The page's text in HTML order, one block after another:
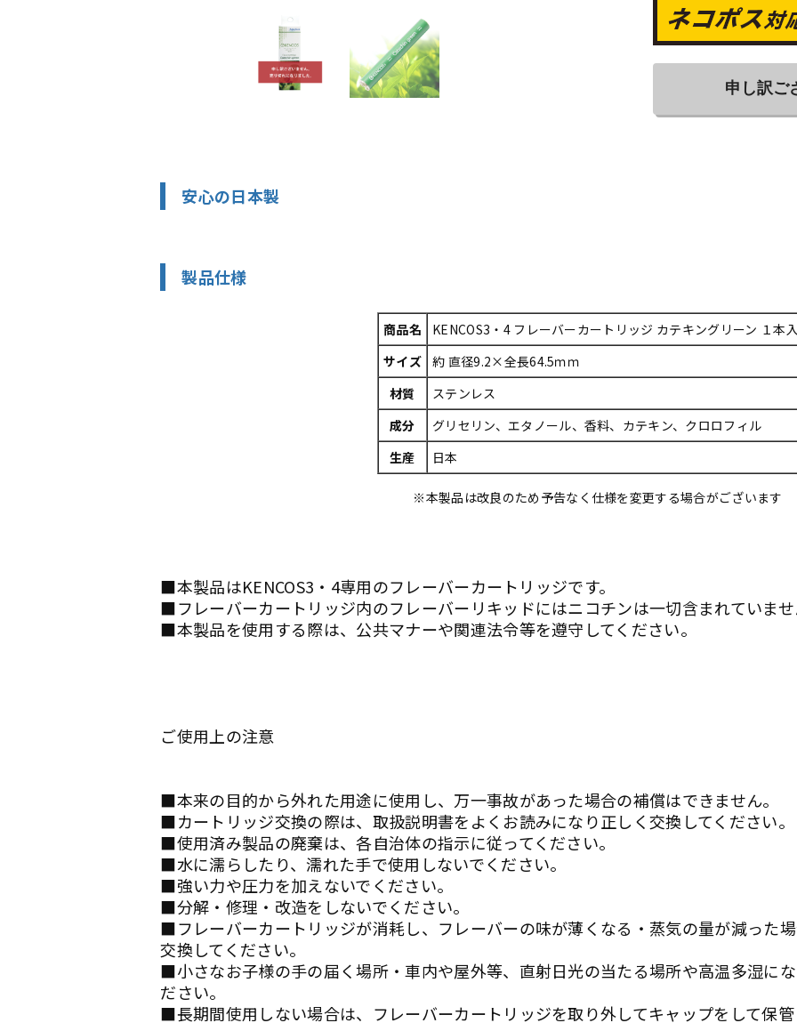
申し訳
安心の日本製
製品仕様
商品名
KENCOS3・4 フレーバーカートリッジ カテキングリーン １本
サイズ
約 直径9.2×全長64.5ｍｍ
材質
ステンレス
成分
グリセリン、エタノール、香料、カテキン、クロロフィル
生産
日本
※本製品は改良のため予告なく仕様を変更する場合がございます
■本製品はKENCOS3・4専用のフレーバーカートリッジです。
■フレーバーカートリッジ内のフレーバーリキッドにはニコチンは一切含まれていま
■本製品を使用する際は、公共マナーや関連法令等を遵守してください。
ご使用上の注意
■本来の目的から外れた用途に使用し、万一事故があった場合の補償はできません。
■カートリッジ交換の際は、取扱説明書をよくお読みになり正しく交換してください。
■使用済み製品の廃棄は、各自治体の指示に従ってください。
■水に濡らしたり、濡れた手で使用しないでください。
■強い力や圧力を加えないでください。
■分解・修理・改造をしないでください。
■フレーバーカートリッジが消耗し、フレーバーの味が薄くなる・蒸気の量が減った
交換してください。
■小さなお子様の手の届く場所・車内や屋外等、直射日光の当たる場所や高温多湿に
ださい。
■長期間使用しない場合は、フレーバーカートリッジを取り外してキャップをして保